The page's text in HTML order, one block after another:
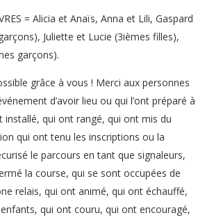
= Alicia et Anaïs, Anna et Lili, Gaspard
Juliette et Lucie (3ièmes filles),
garçons).
grâce à vous ! Merci aux personnes
d’avoir lieu ou qui l’ont préparé à
installé, qui ont rangé, qui ont mis du
qui ont tenu les inscriptions ou la
le parcours en tant que signaleurs,
la course, qui se sont occupées de
relais, qui ont animé, qui ont échauffé,
qui ont couru, qui ont encouragé,